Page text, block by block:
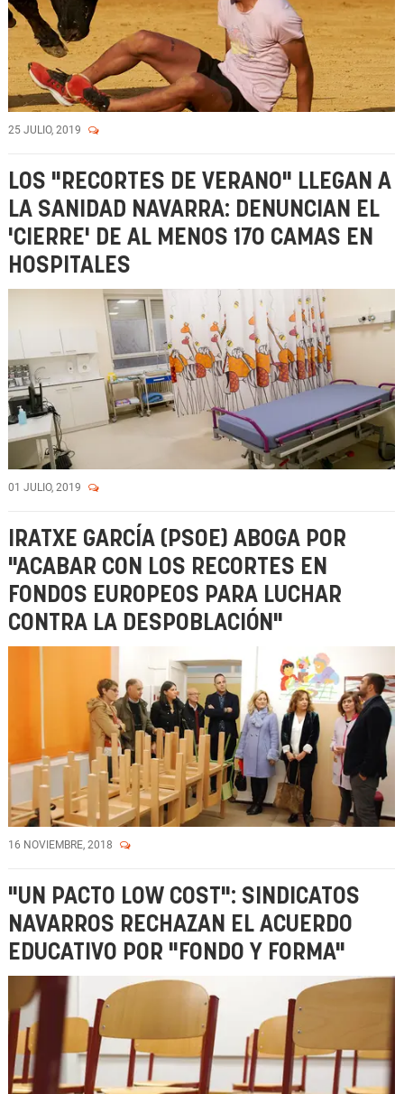
25 JULIO, 2019
LOS "RECORTES DE VERANO" LLEGAN A
LA SANIDAD NAVARRA: DENUNCIAN EL
'CIERRE' DE AL MENOS 170 CAMAS EN
HOSPITALES
01 JULIO, 2019
IRATXE GARCÍA (PSOE) ABOGA POR
"ACABAR CON LOS RECORTES EN
FONDOS EUROPEOS PARA LUCHAR
CONTRA LA DESPOBLACIÓN"
16 NOVIEMBRE, 2018
"UN PACTO LOW COST": SINDICATOS
NAVARROS RECHAZAN EL ACUERDO
EDUCATIVO POR "FONDO Y FORMA"